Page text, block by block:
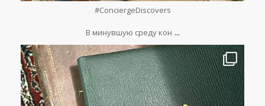
#ConciergeDiscovers
В минувшую среду кон ...
lesclefsdorrussia